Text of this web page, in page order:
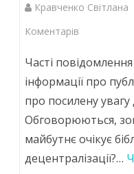
Кравченко Світлана
Коментарів
які
визначають
діяльність
Часті
інформації про
про посилену увагу
Обговорюються,
майбутнє очікує
децентралізації?…